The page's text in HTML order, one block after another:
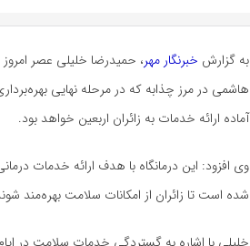
به گزارش خبرنگار مهر، حمیدرضا خلیلی عصر امروز
هاشمی در مرز چذابه که در مرحله نهایی
آماده ارائه خدمات به زائران اربعین خواهد بود.
وی افزود: این درمانگاه با هدف ارائه خدمات
شده است تا زائران از امکانات سلامت بهره‌مند